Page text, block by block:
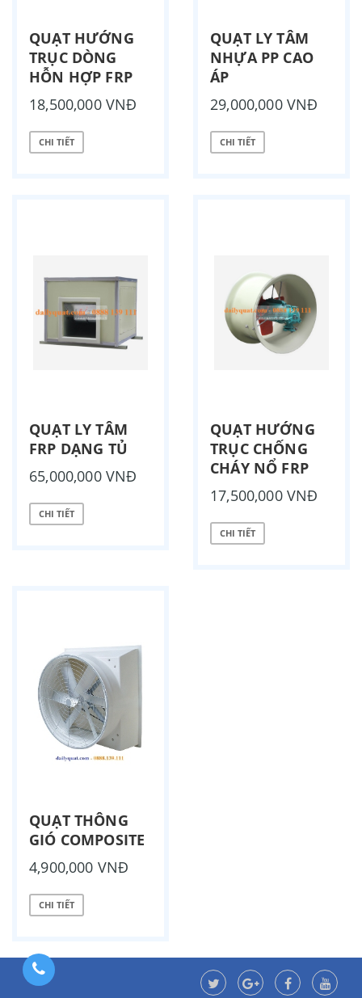
QUẠT HƯỚNG
TRỤC DÒNG
HỖN HỢP FRP
18,500,000 VNĐ
CHI TIẾT
QUẠT LY TÂM
NHỰA PP CAO
ÁP
29,000,000 VNĐ
CHI TIẾT
QUẠT LY TÂM
FRP DẠNG TỦ
65,000,000 VNĐ
CHI TIẾT
QUẠT HƯỚNG
TRỤC CHỐNG
CHÁY NỔ FRP
17,500,000 VNĐ
CHI TIẾT
QUẠT THÔNG
GIÓ COMPOSITE
4,900,000 VNĐ
CHI TIẾT